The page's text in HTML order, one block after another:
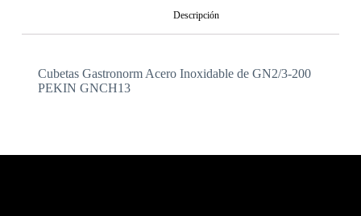
Descripción
Cubetas Gastronorm Acero Inoxidable de GN2/3-200
PEKIN GNCH13